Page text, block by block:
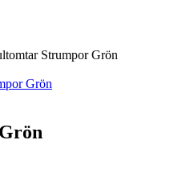
Strumpor Grön